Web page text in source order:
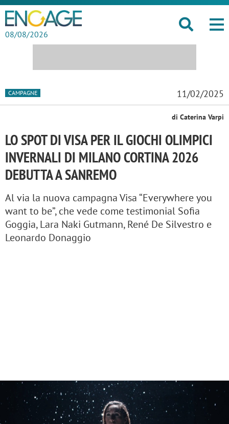
08/08/2026
CAMPAGNE 11/02/2025
di Caterina Varpi
LO SPOT DI VISA PER IL GIOCHI OLIMPICI
INVERNALI DI MILANO CORTINA 2026
DEBUTTA A SANREMO
Al via la nuova campagna Visa “Everywhere you
want to be”, che vede come testimonial Sofia
Goggia, Lara Naki Gutmann, René De Silvestro e
Leonardo Donaggio